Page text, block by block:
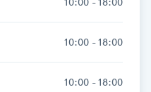
10:00 - 18:00
10:00 - 18:00